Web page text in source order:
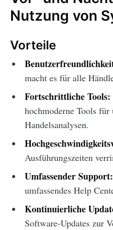
Nutzung von
Vorteile
macht es für alle
Fortschrittliche Tools:
hochmoderne Tools für
Handelsanalysen.
Ausführungszeiten
Umfassender Support:
umfassendes Help
Kontinuierliche
Software-Updates zur